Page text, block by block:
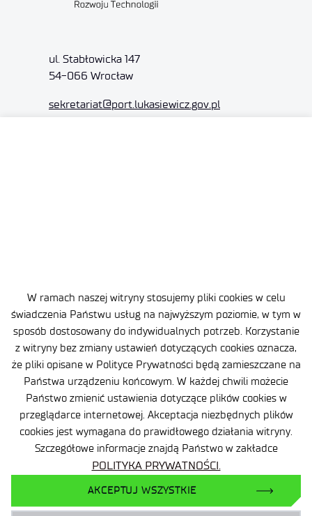
W ramach naszej witryny stosujemy pliki cookies w celu
świadczenia Państwu usług na najwyższym poziomie, w tym w
sposób dostosowany do indywidualnych potrzeb. Korzystanie
z witryny bez zmiany ustawień dotyczących cookies oznacza,
że pliki opisane w Polityce Prywatności będą zamieszczane na
Państwa urządzeniu końcowym. W każdej chwili możecie
Państwo zmienić ustawienia dotyczące plików cookies w
przeglądarce internetowej. Akceptacja niezbędnych plików
cookies jest wymagana do prawidłowego działania witryny.
Szczegółowe informacje znajdą Państwo w zakładce
POLITYKA PRYWATNOŚCI.
AKCEPTUJ WSZYSTKIE
ul. Stabłowicka 147
54-066 Wrocław
sekretariat@port.lukasiewicz.gov.pl
Baza Wiedzy
Projekty
Ogrody Doświadczeń
Branżowy Punkt Kontaktowy
Deklaracja dostępności
Dane osobowe
Polityka prywatności
Mapa serwisu
Sieć Eduroam